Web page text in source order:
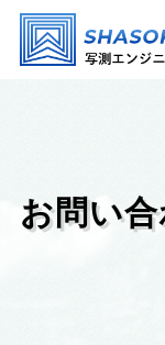
事業内容
お問い